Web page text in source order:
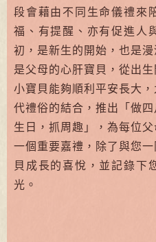
段會藉由不同生命儀禮來
福、有提醒、亦有促進人
初，是新生的開始，也是
是父母的心肝寶貝，從出
小寶貝能夠順利平安長大
代禮俗的結合，推出「做
生日，抓周趣」，為每位
一個重要嘉禮，除了與您
貝成長的喜悅，並記錄下
光。